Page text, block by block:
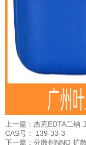
上一篇：杰克EDTA二钠
CAS号： 139-33-3
下一篇：分散剂NNO 扩